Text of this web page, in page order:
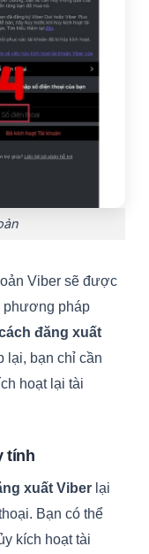
Viber sẽ được
phương pháp
đăng xuất
lại, bạn chỉ cần
hoạt lại tài
tính
xuất Viber lại
Bạn có thể
kích hoạt tài